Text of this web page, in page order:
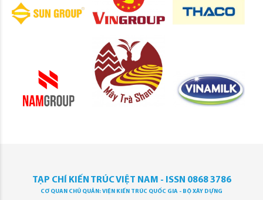
TẠP CHÍ KIẾN TRÚC VIỆT NAM - ISSN 0868 3786
CƠ QUAN CHỦ QUẢN: VIỆN KIẾN TRÚC QUỐC GIA - BỘ XÂY DỰNG